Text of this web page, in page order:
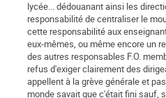
lycée... dédouanant ainsi les
responsabilité de centraliser le
cette responsabilité aux
eux-mêmes, ou même encore un
des autres responsables F.O.
refus d'exiger clairement des
appellent à la grève générale et
monde savait que c'était fini sauf,